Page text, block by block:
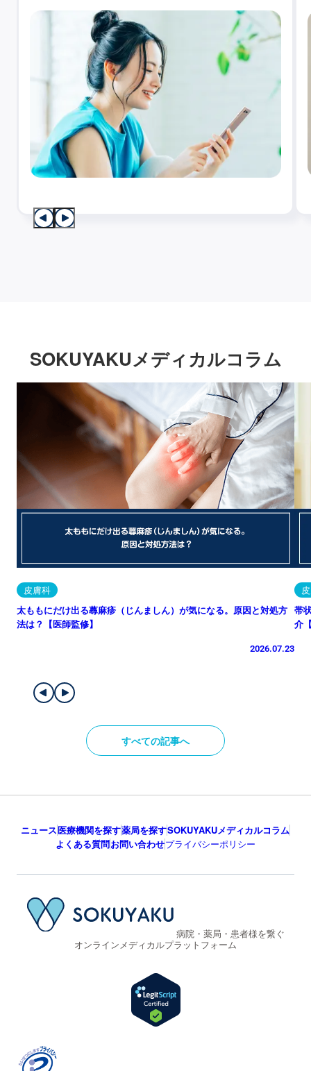
SOKUYAKUメディカルコラム
皮膚科
太ももにだけ出る蕁麻疹（じんましん）が気になる。原因と対処方
法は？【医師監修】
2026.07.23
帯
介
すべての記事へ
ニュース医療機関を探す薬局を探すSOKUYAKUメディカルコラム
よくある質問お問い合わせプライバシーポリシー
病院・薬局・患者様を繋ぐ
オンラインメディカルプラットフォーム